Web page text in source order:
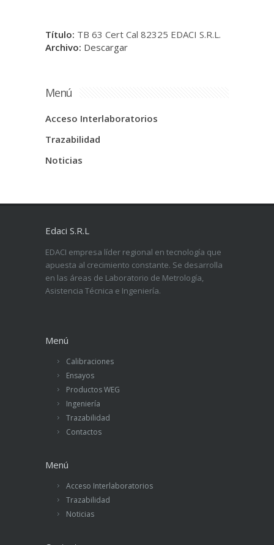
Título: TB 63 Cert Cal 82325 EDACI S.R.L.
Archivo: Descargar
Menú
Acceso Interlaboratorios
Trazabilidad
Noticias
Edaci S.R.L
EDACI empresa líder regional en tecnología que
apuesta al crecimiento constante. Se desarrolla
en las áreas de Laboratorio de Metrología,
Asistencia Técnica e Ingeniería.
Menú
Calibraciones
Ensayos
Productos WEG
Ingeniería
Trazabilidad
Contactos
Menú
Acceso Interlaboratorios
Trazabilidad
Noticias